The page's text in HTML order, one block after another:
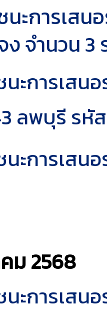
ะการเสน
ง จำนวน
ะการเสน
ลพบุรี รหั
ะการเสน
ม2568
ะการเสน